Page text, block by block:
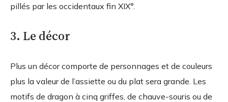
pillés par les occidentaux fin XIX°.
3. Le décor
Plus un décor comporte de personnages et de couleurs
plus la valeur de l’assiette ou du plat sera grande. Les
motifs de dragon à cinq griffes, de chauve-souris ou de